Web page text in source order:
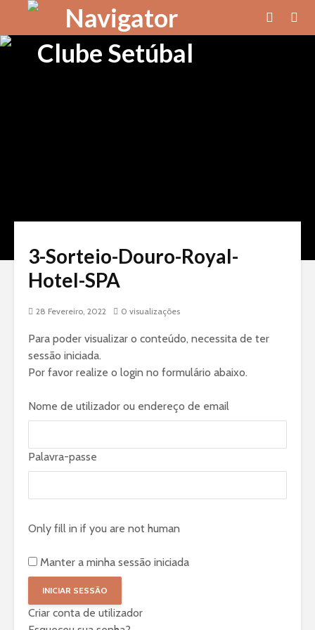
3-Sorteio-Douro-Royal-
Hotel-SPA
28 Fevereiro, 2022 0 visualizações
Para poder visualizar o conteúdo, necessita de ter
sessão iniciada.
Por favor realize o login no formulário abaixo.
Nome de utilizador ou endereço de email
Palavra-passe
Only fill in if you are not human
Manter a minha sessão iniciada
Criar conta de utilizador